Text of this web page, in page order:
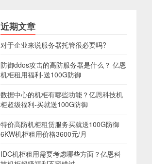
近期文章
对于企业来说服务器托管很必要吗?
防御ddos攻击的高防服务器是什么？ 亿恩
机柜租用福利-送100G防御
数据中心的机柜有哪些功能？亿恩科技机
柜超级福利-买就送100G防御
特价高防机柜租赁服务买就送100G防御
6KW机柜租用价格3600元/月
IDC机柜租用需要考虑哪些方面？亿恩科